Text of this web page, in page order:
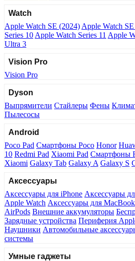
Watch
Apple Watch SE (2024) Apple Watch
Series 10 Apple Watch Series 11 Apple
Ultra 3
Vision Pro
Vision Pro
Dyson
Выпрямители Стайлеры Фены
Пылесосы
Android
Poco Pad Смартфоны Poco Honor
10 Redmi Pad Xiaomi Pad Смартфоны
Xiaomi Galaxy Tab Galaxy A Galaxy S
Аксессуары
Аксессуары для iPhone Аксессуары
Apple Watch Аксессуары для MacBook
AirPods Внешние аккумуляторы
Зарядные устройства Периферия
Наушники Автомобильные
системы
Умные гаджеты